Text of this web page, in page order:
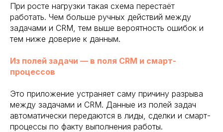
При росте нагрузки такая схема перестаёт
работать. Чем больше ручных действий между
задачами и CRM, тем выше вероятность ошибок и
тем ниже доверие к данным.
Из полей задачи — в поля CRM и смарт-
процессов
Это приложение устраняет саму причину разрыва
между задачами и CRM. Данные из полей задач
автоматически передаются в лиды, сделки и смарт-
процессы по факту выполнения работы.